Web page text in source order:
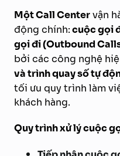
Một Call Centervận
động chính:cuộc gọi
gọi đi (Outbound
bởi các công nghệ
và trình quay số tự
tối ưu quy trình làm
khách hàng.
Quy trình xử lý cuộc